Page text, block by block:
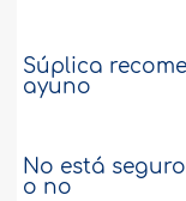
Súplica
ayuno
No está
o no